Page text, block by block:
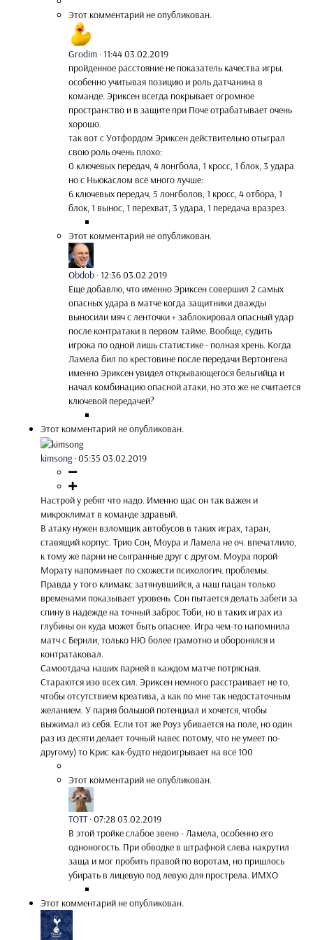
Этот комментарий не опубликован.
Grodim ·11:44 03.02.2019
пройденное расстояние не показатель качества игры.
особенно учитывая позицию и роль датчанина в
команде. Эриксен всегда покрывает огромное
пространство и в защите при Поче отрабатывает очень
хорошо.
так вот с Уотфордом Эриксен действительно отыграл
свою роль очень плохо:
0 ключевых передач, 4 лонгбола, 1 кросс, 1 блок, 3 удара
но с Ньюкаслом всё много лучше:
6 ключевых передач, 5 лонгболов, 1 кросс, 4 отбора, 1
блок, 1 вынос, 1 перехват, 3 удара, 1 передача вразрез.
Этот комментарий не опубликован.
Obdob ·12:36 03.02.2019
Еще добавлю, что именно Эриксен совершил 2 самых
опасных удара в матче когда защитники дважды
выносили мяч с ленточки + заблокировал опасный удар
после контратаки в первом тайме. Вообще, судить
игрока по одной лишь статистике - полная хрень. Когда
Ламела бил по крестовине после передачи Вертонгена
именно Эриксен увидел открывающегося бельгийца и
начал комбинацию опасной атаки, но это же не считается
ключевой передачей?
Этот комментарий не опубликован.
kimsong ·05:35 03.02.2019
Настрой у ребят что надо. Именно щас он так важен и
микроклимат в команде здравый.
В атаку нужен взломщик автобусов в таких играх, таран,
ставящий корпус. Трио Сон, Моура и Ламела не оч. впечатлило,
к тому же парни не сыгранные друг с другом. Моура порой
Морату напоминает по схожести психологич. проблемы.
Правда у того климакс затянувшийся, а наш пацан только
временами показывает уровень. Сон пытается делать забеги за
спину в надежде на точный заброс Тоби, но в таких играх из
глубины он куда может быть опаснее. Игра чем-то напомнила
матч с Бернли, только НЮ более грамотно и оборонялся и
контратаковал.
Самоотдача наших парней в каждом матче потрясная.
Стараются изо всех сил. Эриксен немного расстраивает не то,
чтобы отсутствием креатива, а как по мне так недостаточным
желанием. У парня большой потенциал и хочется, чтобы
выжимал из себя. Если тот же Роуз убивается на поле, но один
раз из десяти делает точный навес потому, что не умеет по-
другому) то Крис как-будто недоигрывает на все 100
Этот комментарий не опубликован.
TOTT ·07:28 03.02.2019
В этой тройке слабое звено - Ламела, особенно его
одноногость. При обводке в штрафной слева накрутил
заща и мог пробить правой по воротам, но пришлось
убирать в лицевую под левую для прострела. ИМХО
Этот комментарий не опубликован.